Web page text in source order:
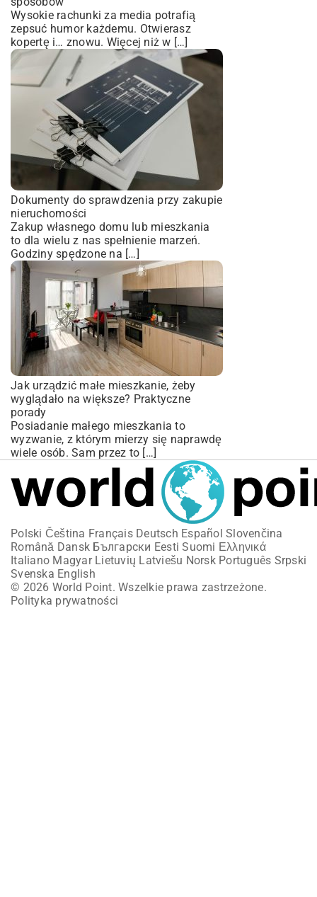
Wysokie rachunki za media potrafią
zepsuć humor każdemu. Otwierasz
kopertę i… znowu. Więcej niż w […]
Dokumenty do sprawdzenia przy zakupie
nieruchomości
Zakup własnego domu lub mieszkania
to dla wielu z nas spełnienie marzeń.
Godziny spędzone na […]
Jak urządzić małe mieszkanie, żeby
wyglądało na większe? Praktyczne
porady
Posiadanie małego mieszkania to
wyzwanie, z którym mierzy się naprawdę
wiele osób. Sam przez to […]
Polski Čeština Français Deutsch Español Slovenčina
Română Dansk Български Eesti Suomi Ελληνικά
Italiano Magyar Lietuvių Latviešu Norsk Português Srpski
Svenska English
© 2026 World Point. Wszelkie prawa zastrzeżone.
Polityka prywatności